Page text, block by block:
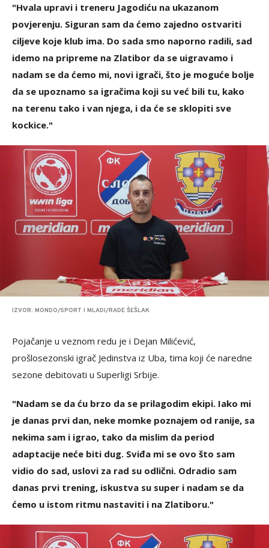
"Hvala upravi i treneru Jagodiću na ukazanom
povjerenju. Siguran sam da ćemo zajedno ostvariti
ciljeve koje klub ima. Do sada smo naporno radili, sad
idemo na pripreme na Zlatibor da se uigravamo i
nadam se da ćemo mi, novi igrači, što je moguće bolje
da se upoznamo sa igračima koji su već bili tu, kako
na terenu tako i van njega, i da će se sklopiti sve
kockice."
IZVOR: MONDO/SPORT I MLADI/RADE ŠEŠLAK
Pojačanje u veznom redu je i Dejan Milićević,
prošlosezonski igrač Jedinstva iz Uba, tima koji će naredne
sezone debitovati u Superligi Srbije.
"Nadam se da ću brzo da se prilagodim ekipi. Iako mi
je danas prvi dan, neke momke poznajem od ranije, sa
nekima sam i igrao, tako da mislim da period
adaptacije neće biti dug. Sviđa mi se ovo što sam
vidio do sad, uslovi za rad su odlični. Odradio sam
danas prvi trening, iskustva su super i nadam se da
ćemo u istom ritmu nastaviti i na Zlatiboru."